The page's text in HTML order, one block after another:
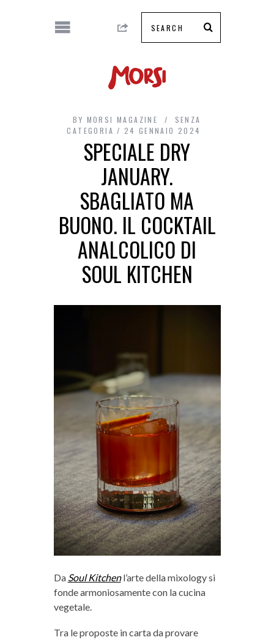
BY MORSI MAGAZINE
SENZA
CATEGORIA
24 GENNAIO 2024
SPECIALE DRY
JANUARY.
SBAGLIATO MA
BUONO. IL COCKTAIL
ANALCOLICO DI
SOUL KITCHEN
Da Soul Kitchenl’arte della mixology si
fonde armoniosamente con la cucina
vegetale.
Tra le proposte in cartada provare